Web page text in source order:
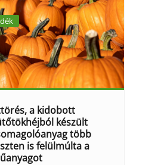
a kidobott
készült
több
is felülmúlta a